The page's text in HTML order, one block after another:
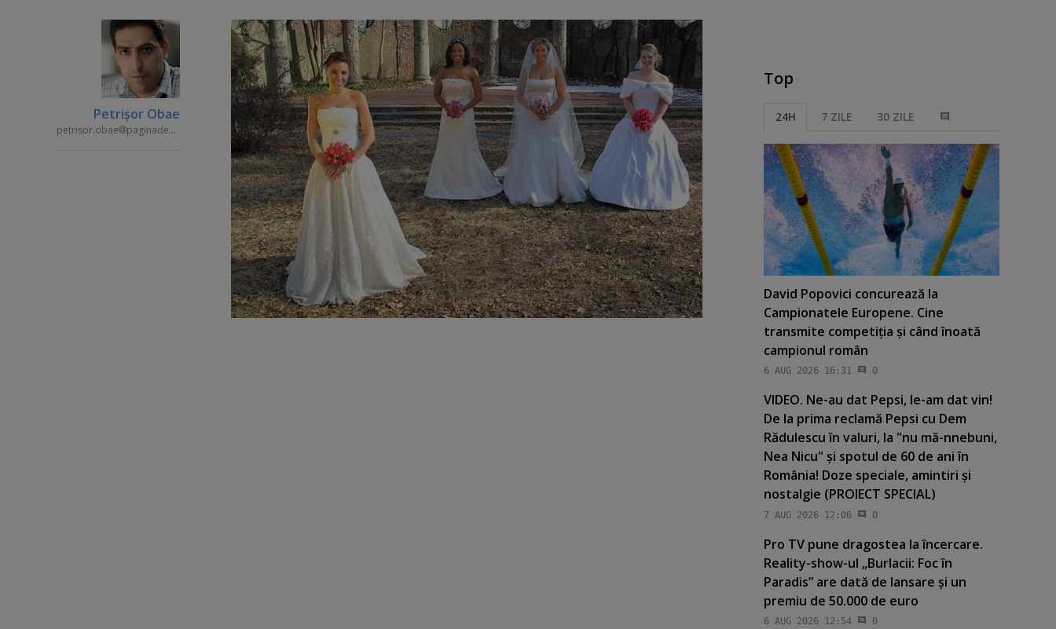
Petrişor Obae
petrisor.obae paginademedia.ro
Top
24H 7 ZILE 30 ZILE
David Popovici concurează la
Campionatele Europene. Cine
transmite competiţia şi când înoată
campionul român
6 AUG 2026 16:31 0
VIDEO. Ne-au dat Pepsi, le-am dat vin!
De la prima reclamă Pepsi cu Dem
Rădulescu în valuri, la "nu mă-nnebuni,
Nea Nicu" şi spotul de 60 de ani în
România! Doze speciale, amintiri şi
nostalgie (PROIECT SPECIAL)
7 AUG 2026 12:06 0
Pro TV pune dragostea la încercare.
Reality-show-ul „Burlacii: Foc în
Paradis” are dată de lansare şi un
premiu de 50.000 de euro
6 AUG 2026 12:54 0